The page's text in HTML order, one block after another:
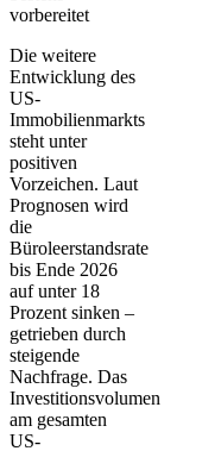
vorbereitet
Die weitere
Entwicklung des
US-
Immobilienmarkts
steht unter
positiven
Vorzeichen. Laut
Prognosen wird
die
Büroleerstandsrate
bis Ende 2026
auf unter 18
Prozent sinken –
getrieben durch
steigende
Nachfrage. Das
Investitionsvolumen
am gesamten
US-